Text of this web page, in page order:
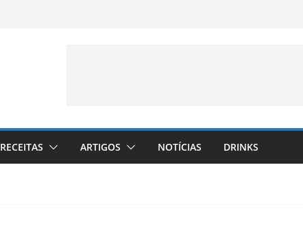
RECEITAS ARTIGOS NOTÍCIAS DRINKS